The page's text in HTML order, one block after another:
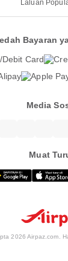
Laluan
Bayaran
Media
Muat
2026 Airpaz.com.